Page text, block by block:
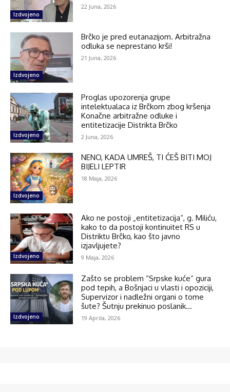
Izdvojeno
22 Juna, 2026
Izdvojeno
Brčko je pred eutanazijom. Arbitražna
odluka se neprestano krši!
21 Juna, 2026
Izdvojeno
Proglas upozorenja grupe
intelektualaca iz Brčkom zbog kršenja
Konačne arbitražne odluke i
entitetizacije Distrikta Brčko
2 Juna, 2026
Izdvojeno
NENO, KADA UMREŠ, TI ĆEŠ BITI MOJ
BIJELI LEPTIR
18 Maja, 2026
Izdvojeno
Ako ne postoji „entitetizacija“, g. Miliću,
kako to da postoji kontinuitet RS u
Distriktu Brčko, kao što javno
izjavljujete?
9 Maja, 2026
Izdvojeno
Zašto se problem “Srpske kuće” gura
pod tepih, a Bošnjaci u vlasti i opoziciji,
Supervizor i nadležni organi o tome
šute? Šutnju prekinuo poslanik...
19 Aprila, 2026